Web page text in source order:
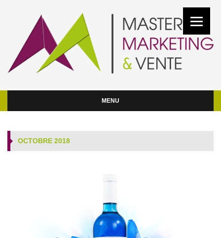
MENU
OCTOBRE 2018